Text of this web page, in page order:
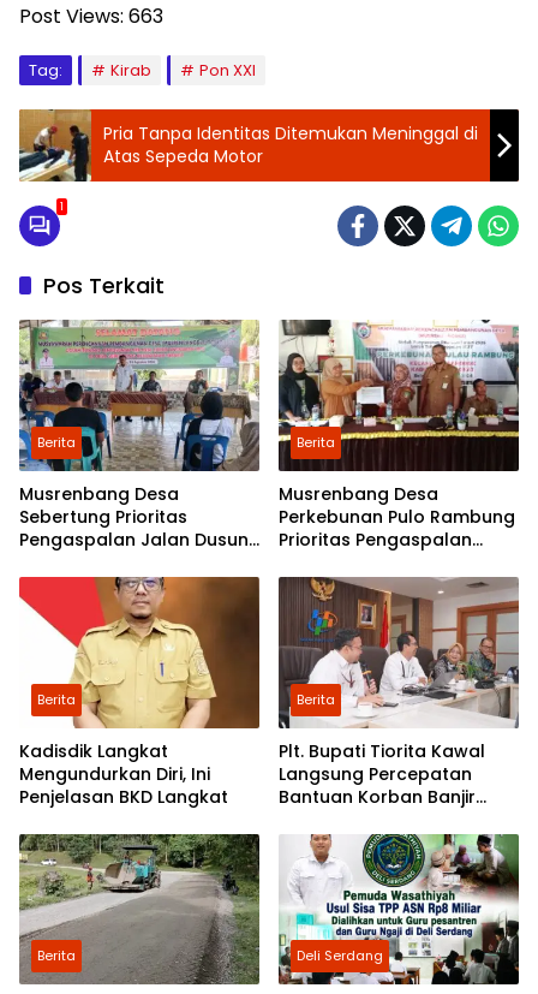
Post Views: 663
Tag: Kirab Pon XXI
Pria Tanpa Identitas Ditemukan Meninggal di
Atas Sepeda Motor
1
Pos Terkait
Berita
Musrenbang Desa
Sebertung Prioritas
Pengaspalan Jalan Dusun
Berita
Musrenbang Desa
Perkebunan Pulo Rambung
Prioritas Pengaspalan
Dusun Pondok Boyan
Berita
Kadisdik Langkat
Mengundurkan Diri, Ini
Penjelasan BKD Langkat
Berita
Plt. Bupati Tiorita Kawal
Langsung Percepatan
Bantuan Korban Banjir
Berita Deli Serdang